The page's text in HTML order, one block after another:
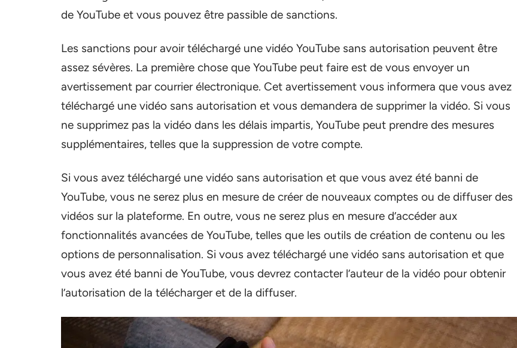
de YouTube et vous pouvez être passible de sanctions.
Les sanctions pour avoir téléchargé une vidéo YouTube sans autorisation peuvent être
assez sévères. La première chose que YouTube peut faire est de vous envoyer un
avertissement par courrier électronique. Cet avertissement vous informera que vous avez
téléchargé une vidéo sans autorisation et vous demandera de supprimer la vidéo. Si vous
ne supprimez pas la vidéo dans les délais impartis, YouTube peut prendre des mesures
supplémentaires, telles que la suppression de votre compte.
Si vous avez téléchargé une vidéo sans autorisation et que vous avez été banni de
YouTube, vous ne serez plus en mesure de créer de nouveaux comptes ou de diffuser des
vidéos sur la plateforme. En outre, vous ne serez plus en mesure d’accéder aux
fonctionnalités avancées de YouTube, telles que les outils de création de contenu ou les
options de personnalisation. Si vous avez téléchargé une vidéo sans autorisation et que
vous avez été banni de YouTube, vous devrez contacter l’auteur de la vidéo pour obtenir
l’autorisation de la télécharger et de la diffuser.